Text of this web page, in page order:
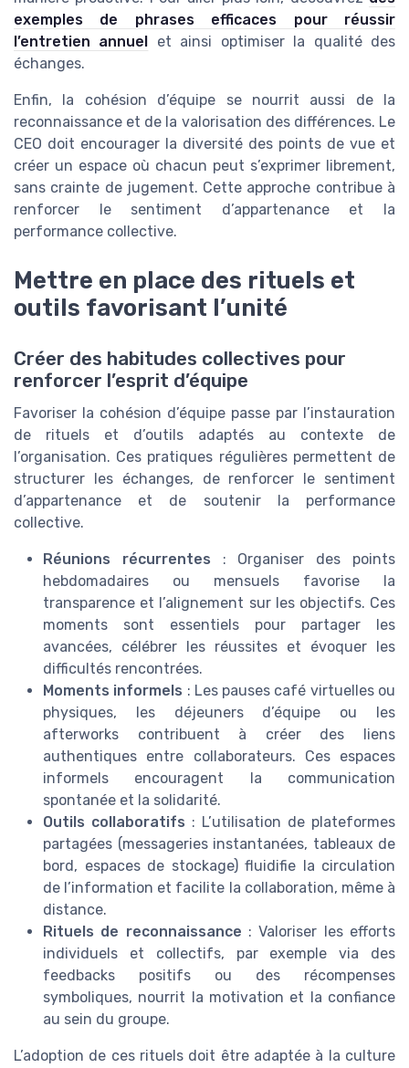
exemples de phrases efficaces pour réussir
l’entretien annuel et ainsi optimiser la qualité des
échanges.
Enfin, la cohésion d’équipe se nourrit aussi de la
reconnaissance et de la valorisation des différences. Le
CEO doit encourager la diversité des points de vue et
créer un espace où chacun peut s’exprimer librement,
sans crainte de jugement. Cette approche contribue à
renforcer le sentiment d’appartenance et la
performance collective.
Mettre en place des rituels et
outils favorisant l’unité
Créer des habitudes collectives pour
renforcer l’esprit d’équipe
Favoriser la cohésion d’équipe passe par l’instauration
de rituels et d’outils adaptés au contexte de
l’organisation. Ces pratiques régulières permettent de
structurer les échanges, de renforcer le sentiment
d’appartenance et de soutenir la performance
collective.
Réunions récurrentes : Organiser des points
hebdomadaires ou mensuels favorise la
transparence et l’alignement sur les objectifs. Ces
moments sont essentiels pour partager les
avancées, célébrer les réussites et évoquer les
difficultés rencontrées.
Moments informels : Les pauses café virtuelles ou
physiques, les déjeuners d’équipe ou les
afterworks contribuent à créer des liens
authentiques entre collaborateurs. Ces espaces
informels encouragent la communication
spontanée et la solidarité.
Outils collaboratifs : L’utilisation de plateformes
partagées (messageries instantanées, tableaux de
bord, espaces de stockage) fluidifie la circulation
de l’information et facilite la collaboration, même à
distance.
Rituels de reconnaissance : Valoriser les efforts
individuels et collectifs, par exemple via des
feedbacks positifs ou des récompenses
symboliques, nourrit la motivation et la confiance
au sein du groupe.
L’adoption de ces rituels doit être adaptée à la culture